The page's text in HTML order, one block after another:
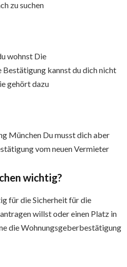
zu suchen
wohnst Die
kannst du dich nicht
gehört dazu
München Du musst dich aber
vom neuen Vermieter
wichtig?
für die Sicherheit für die
willst oder einen Platz in
die Wohnungsgeberbestätigung